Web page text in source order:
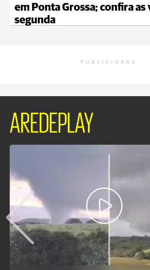
em Ponta Grossa; confira as
segunda
PUBLICIDADE
AREDEPLAY